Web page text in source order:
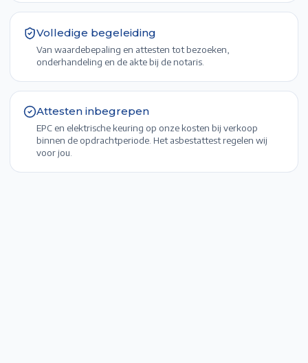
Volledige begeleiding
Van waardebepaling en attesten tot bezoeken,
onderhandeling en de akte bij de notaris.
Attesten inbegrepen
EPC en elektrische keuring op onze kosten bij verkoop
binnen de opdrachtperiode. Het asbestattest regelen wij
voor jou.